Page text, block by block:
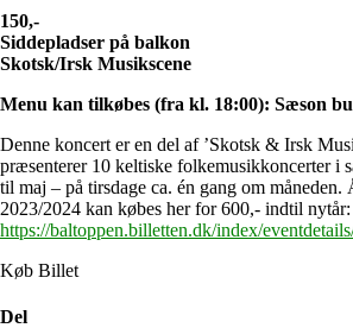
150,-
Siddepladser på balkon
Skotsk/Irsk Musikscene
Menu kan tilkøbes (fra kl. 18:00): Sæson
Denne koncert er en del af ’Skotsk & Irsk
præsenterer 10 keltiske folkemusikkoncerter i
til maj – på tirsdage ca. én gang om
2023/2024 kan købes her for 600,- indtil nytår:
https://baltoppen.billetten.dk/index/
Køb Billet
Del